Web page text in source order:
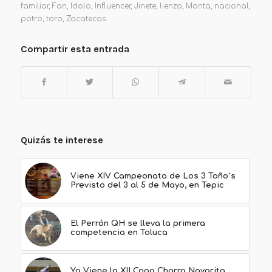
familiar, Fan, Idolo, Influencer, Jinete, lienzo, Monta, nacional,
potro, toro, Zacatecas
Compartir esta entrada
Quizás te interese
Viene XIV Campeonato de Los 3 Toño´s
Previsto del 3 al 5 de Mayo, en Tepic
El Perrón QH se lleva la primera
competencia en Toluca